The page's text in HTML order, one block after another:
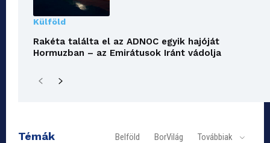
Külföld
Rakéta találta el az ADNOC egyik hajóját
Hormuzban – az Emirátusok Iránt vádolja
Témák Belföld BorVilág Továbbiak